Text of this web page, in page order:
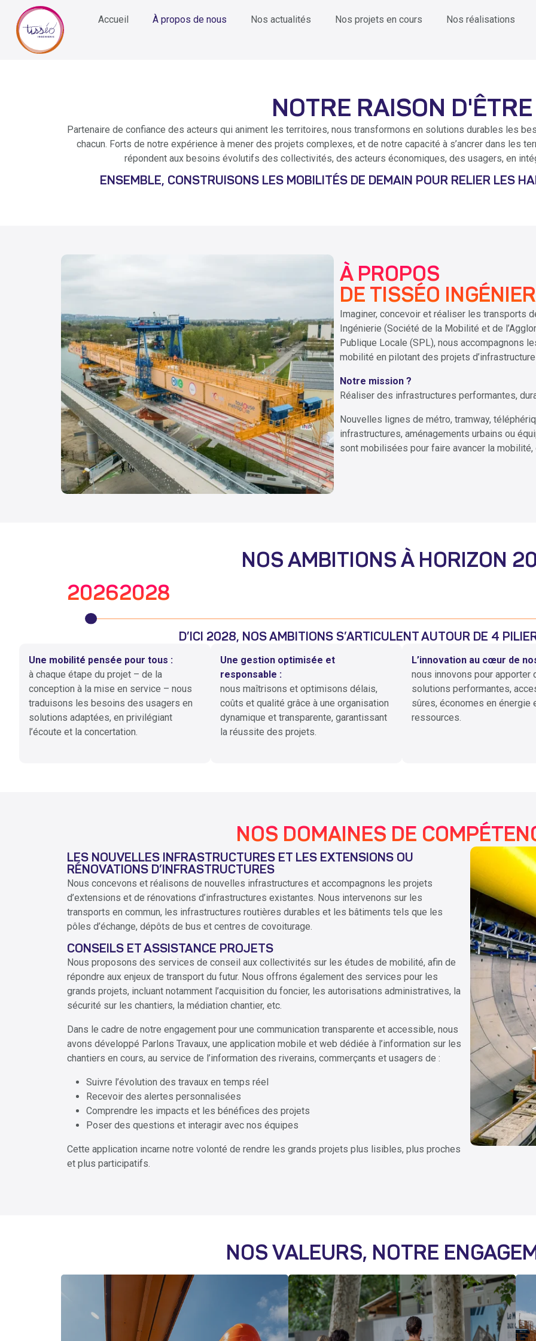
Accueil À propos de nous Nos actualités Nos projets en cours Nos réalisations
NOTRE RAISON D'ÊTRE
Partenaire de confiance des acteurs qui animent les territoires, nous transformons en solutions durables les
chacun. Forts de notre expérience à mener des projets complexes, et de notre capacité à s’ancrer dans les
répondent aux besoins évolutifs des collectivités, des acteurs économiques, des usagers, en
ENSEMBLE, CONSTRUISONS LES MOBILITÉS DE DEMAIN POUR RELIER LES
À PROPOS
DE TISSÉO
Imaginer, concevoir et réaliser les transports
Ingénierie (Société de la Mobilité et de
Publique Locale (SPL), nous accompagnons
mobilité en pilotant des projets
Notre mission ?
Réaliser des infrastructures performantes,
Nouvelles lignes de métro, tramway,
infrastructures, aménagements urbains ou
sont mobilisées pour faire avancer la mobilité,
NOS AMBITIONS À HORIZON
20262028
D’ICI 2028, NOS AMBITIONS S’ARTICULENT AUTOUR DE 4
Une mobilité pensée pour tous :
à chaque étape du projet – de la
conception à la mise en service – nous
traduisons les besoins des usagers en
solutions adaptées, en privilégiant
l’écoute et la concertation.
Une gestion optimisée et
responsable :
nous maîtrisons et optimisons délais,
coûts et qualité grâce à une organisation
dynamique et transparente, garantissant
la réussite des projets.
L’innovation au cœur de
nous innovons pour apporter
solutions performantes,
sûres, économes en énergie
ressources.
NOS DOMAINES DE
LES NOUVELLES INFRASTRUCTURES ET LES EXTENSIONS OU
RÉNOVATIONS D’INFRASTRUCTURES
Nous concevons et réalisons de nouvelles infrastructures et accompagnons les projets
d’extensions et de rénovations d’infrastructures existantes. Nous intervenons sur les
transports en commun, les infrastructures routières durables et les bâtiments tels que les
pôles d’échange, dépôts de bus et centres de covoiturage.
CONSEILS ET ASSISTANCE PROJETS
Nous proposons des services de conseil aux collectivités sur les études de mobilité, afin de
répondre aux enjeux de transport du futur. Nous offrons également des services pour les
grands projets, incluant notamment l’acquisition du foncier, les autorisations administratives, la
sécurité sur les chantiers, la médiation chantier, etc.
Dans le cadre de notre engagement pour une communication transparente et accessible, nous
avons développé Parlons Travaux, une application mobile et web dédiée à l’information sur les
chantiers en cours, au service de l’information des riverains, commerçants et usagers de :
Suivre l’évolution des travaux en temps réel
Recevoir des alertes personnalisées
Comprendre les impacts et les bénéfices des projets
Poser des questions et interagir avec nos équipes
Cette application incarne notre volonté de rendre les grands projets plus lisibles, plus proches
et plus participatifs.
NOS VALEURS, NOTRE
CULTIVER L'ESPRIT
AGIR EN PROFESSIONNEL